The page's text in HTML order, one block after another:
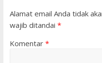
Alamat email Anda tidak
wajib ditandai *
Komentar *